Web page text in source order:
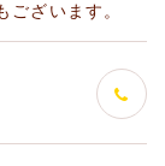
ございます。